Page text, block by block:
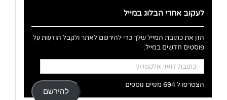
לעקוב אחרי הבלוג במייל
הזן את כתובת המייל שלך כדי להירשם לאתר ולקבל הודעות על
פוסטים חדשים במייל.
כתובת
דואר
אלקטרוני
להירשם
הצטרפו ל 694 מנויים נוספים